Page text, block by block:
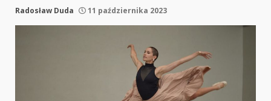
Radosław Duda 11 października 2023